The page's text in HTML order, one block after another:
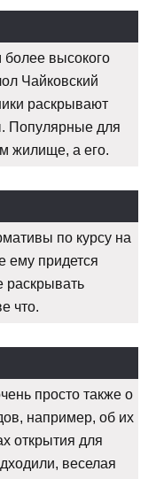
высокого
Чайковский
раскрывают
Популярные для
жилище, а его.
по курсу на
ему придется
раскрывать
что.
просто также о
например, об их
открытия для
веселая